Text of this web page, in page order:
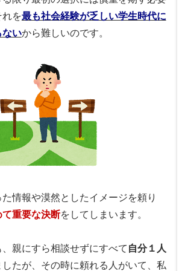
れを最も社会経験が乏しい学生時代に
ないから難しいのです。
情報や漠然としたイメージを頼り
重要な決断をしてしまいます。
親にすら相談せずにすべて 自分１人
たが、その時に頼れる人がいて、私